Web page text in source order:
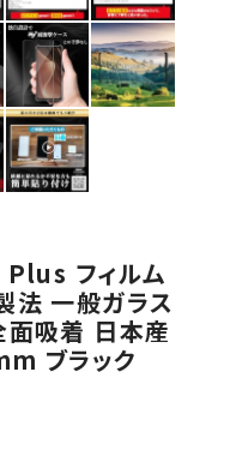
フィルム
法 一般ガラス
吸着 日本産
ブラック